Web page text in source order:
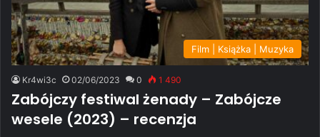
Film | Książka | Muzyka
Kr4wi3c 02/06/2023 0 1 490
Zabójczy festiwal żenady – Zabójcze
wesele (2023) – recenzja